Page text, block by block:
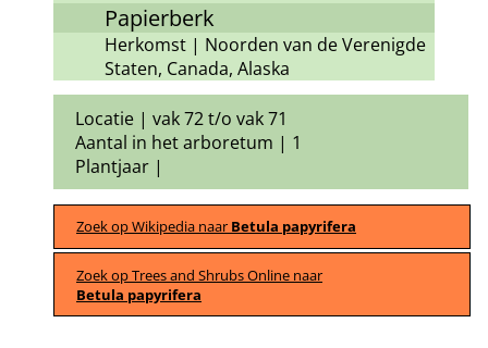
Papierberk
Herkomst | Noorden van de Verenigde
Staten, Canada, Alaska
Locatie | vak 72 t/o vak 71
Aantal in het arboretum | 1
Plantjaar |
Zoek op Wikipedia naar Betula papyrifera
Zoek op Trees and Shrubs Online naar
Betula papyrifera